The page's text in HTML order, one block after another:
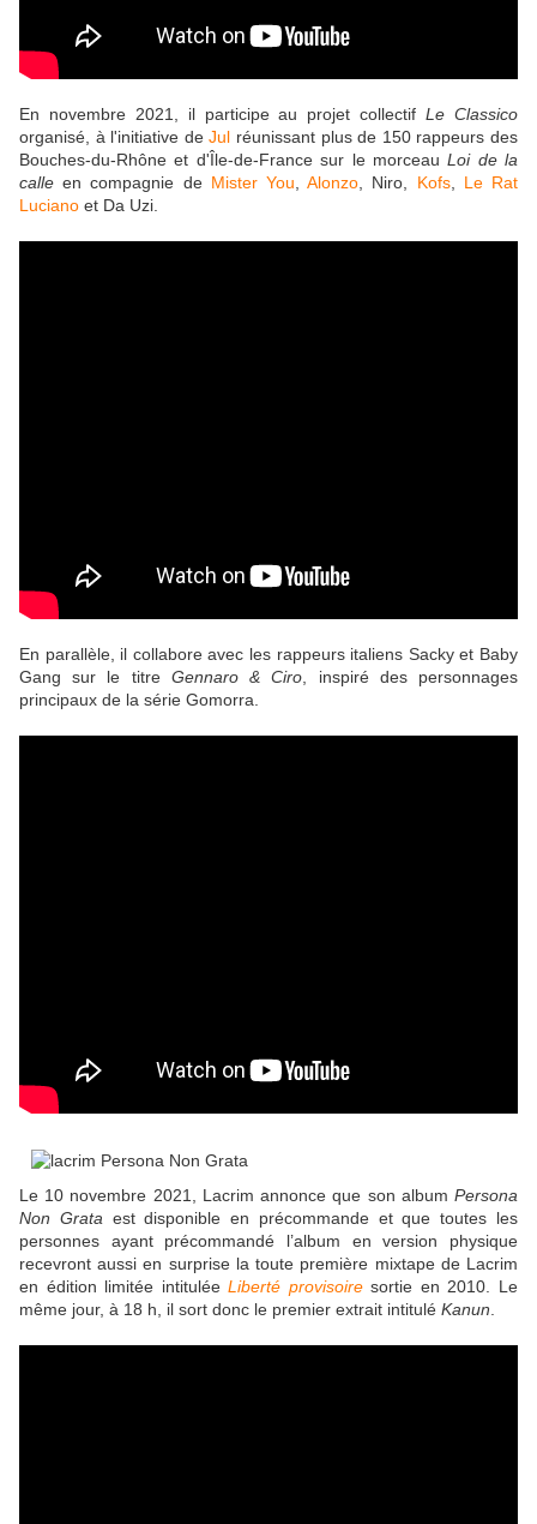
En novembre 2021, il participe au projet collectifLe Classico
organisé, à l'initiative deJul réunissant plus de 150 rappeurs des
Bouches-du-Rhône et d'Île-de-France sur le morceauLoi de la
calle en compagnie de Mister You ,Alonzo , Niro, Kofs, Le Rat
Luciano et Da Uzi.
En parallèle, il collabore avec les rappeurs italiens Sacky et Baby
Gang sur le titre Gennaro & Ciro , inspiré des personnages
principaux de la série Gomorra.
Le 10 novembre 2021, Lacrim annonce que son album Persona
Non Grata est disponible en précommande et que toutes les
personnes ayant précommandé l’album en version physique
recevront aussi en surprise la toute première mixtape de Lacrim
en édition limitée intituléeLiberté provisoiresortie en 2010. Le
même jour, à 18 h, il sort donc le premier extrait intitulé Kanun